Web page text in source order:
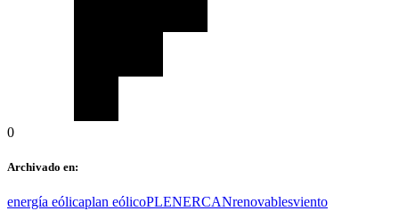
0
Archivado en:
energía eólicaplan eólicoPLENERCANrenovablesviento